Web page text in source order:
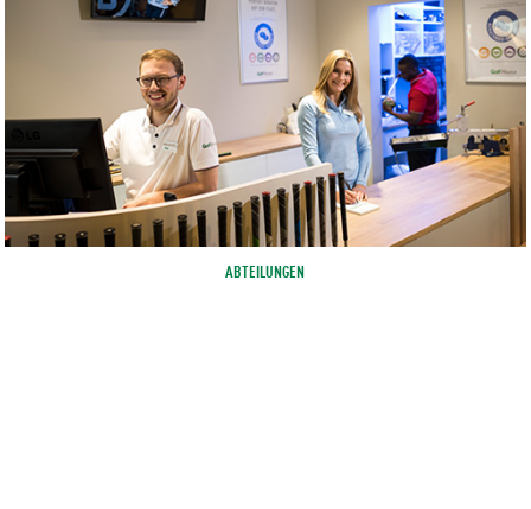
ABTEILUNGEN